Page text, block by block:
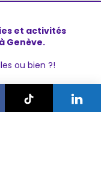
et activités
Genève.
ou bien ?!